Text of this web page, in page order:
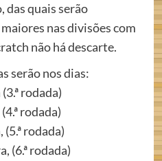
das quais serão
nas divisões com
não há descarte.
serão nos dias:
rodada)
rodada)
rodada)
(6.ª rodada)